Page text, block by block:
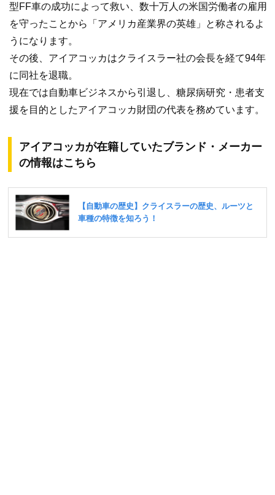
型FF車の成功によって救い、数十万人の米国労働者の雇用
を守ったことから「アメリカ産業界の英雄」と称されるよ
うになります。
その後、アイアコッカはクライスラー社の会長を経て94年
に同社を退職。
現在では自動車ビジネスから引退し、糖尿病研究・患者支
援を目的としたアイアコッカ財団の代表を務めています。
アイアコッカが在籍していたブランド・メーカー
の情報はこちら